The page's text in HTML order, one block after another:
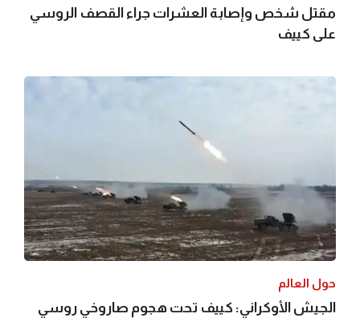
مقتل شخص وإصابة العشرات جراء القصف الروسي
على كييف
حول العالم
الجيش الأوكراني: كييف تحت هجوم صاروخي روسي